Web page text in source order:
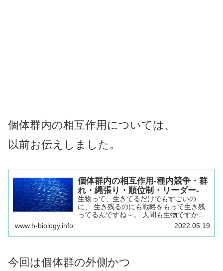
個体群内の相互作用については、
以前お伝えしました。
個体群内の相互作用-種内競争・群
れ・縄張り・順位制・リーダー-
生物って、生きてるだけでもすごいの
に、 生き残るのにも戦略をもって生き残
ってるんですね～。 人間も生物ですか
ら、 色々考えられるものがあります。 そ
互作用」とは？ 生物間の相互作用とはな
www.h-biology.info 2022.05.19
今回は個体群の外側かつ